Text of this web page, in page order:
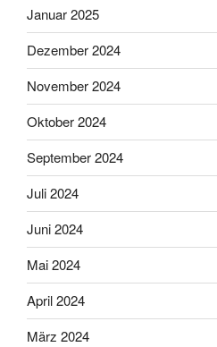
Januar 2025
Dezember 2024
November 2024
Oktober 2024
September 2024
Juli 2024
Juni 2024
Mai 2024
April 2024
März 2024